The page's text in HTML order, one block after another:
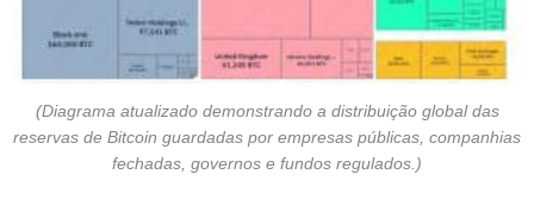
(Diagrama atualizado demonstrando a distribuição global das
reservas de Bitcoin guardadas por empresas públicas, companhias
fechadas, governos e fundos regulados.)